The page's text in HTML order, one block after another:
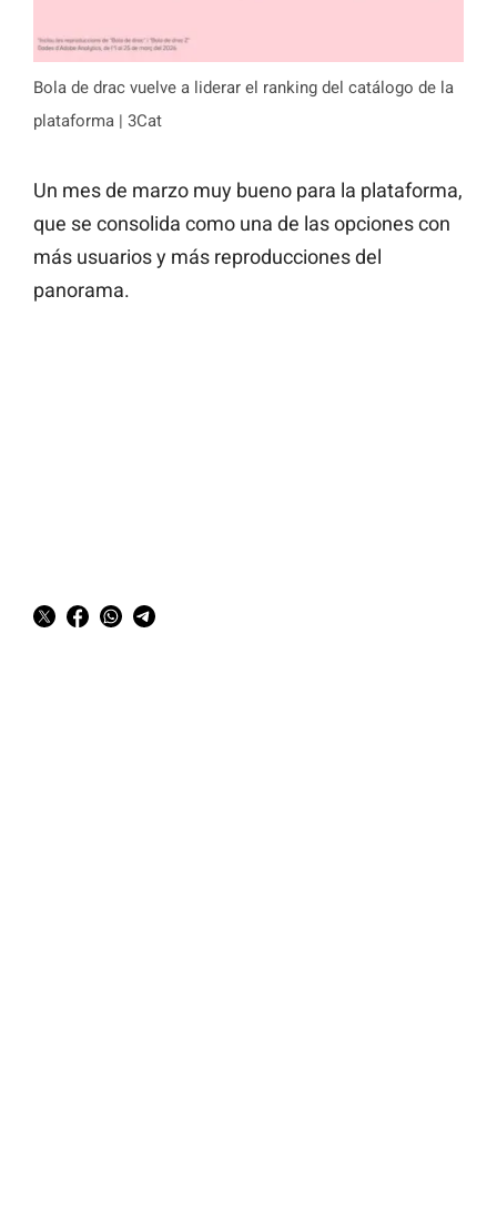
Bola de drac vuelve a liderar el ranking del catálogo de la
plataforma | 3Cat
Un mes de marzo muy bueno para la plataforma,
que se consolida como una de las opciones con
más usuarios y más reproducciones del
panorama.